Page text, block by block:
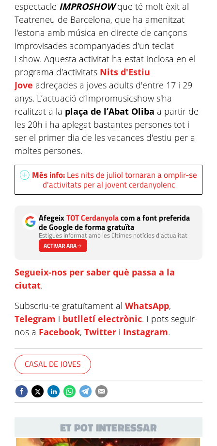
espectacle IMPROSHOWque té molt èxit al
Teatreneu de Barcelona, que ha amenitzat
l'estona amb música en directe de cançons
improvisades acompanyades d'un teclat
i show. Aquesta activitat ha estat inclosa en el
programa d'activitats Nits d'Estiu
Jove adreçades a joves adults d'entre 17 i 29
anys. L’actuació d’Impromusicshow s'ha
realitzat a la plaça de l’Abat Oliba a partir de
les 20h i ha aplegat bastantes persones tot i
ser el primer dia de les vacances d'estiu per a
moltes persones.
Més info:Les nits de juliol tornaran a omplir-se
d'activitats per al jovent cerdanyolenc
AfegeixTOT Cerdanyolacom a font preferida
de Google de forma gratuïta
Estigues informat amb les últimes notícies d'actualitat
ACTIVAR ARA
Segueix-nos per saber què passa a la
ciutat.
Subscriu-te gratuïtament al WhatsApp,
Telegram i butlletí electrònic. I pots seguir-
nos a Facebook, Twitter i Instagram.
CASAL DE JOVES
ET POT INTERESSAR